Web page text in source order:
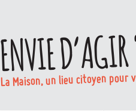
ENVIE
La Maison, un lieu citoyen